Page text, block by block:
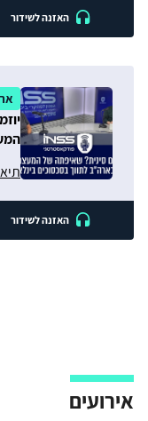
האזנה לשידור
האזנה לשידור
אירועים